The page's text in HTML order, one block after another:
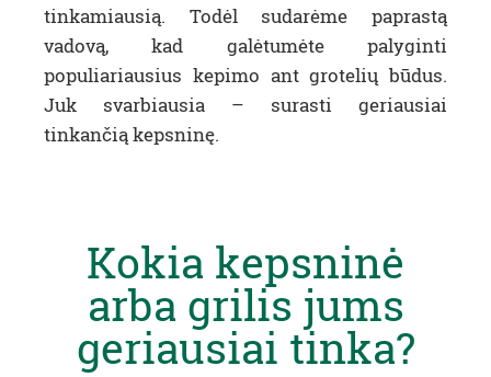
tinkamiausią. Todėl sudarėme paprastą
vadovą, kad galėtumėte palyginti
populiariausius kepimo ant grotelių būdus.
Juk svarbiausia – surasti geriausiai
tinkančią kepsninę.
Kokia kepsninė
arba grilis jums
geriausiai tinka?